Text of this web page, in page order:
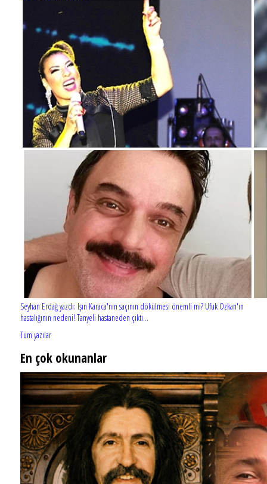
Seyhan Erdağ yazdı: Işın Karaca'nın saçının dökülmesi önemli mi? Ufuk Özkan'ın
hastalığının nedeni! Tanyeli hastaneden çıktı...
Tüm yazılar
En çok okunanlar